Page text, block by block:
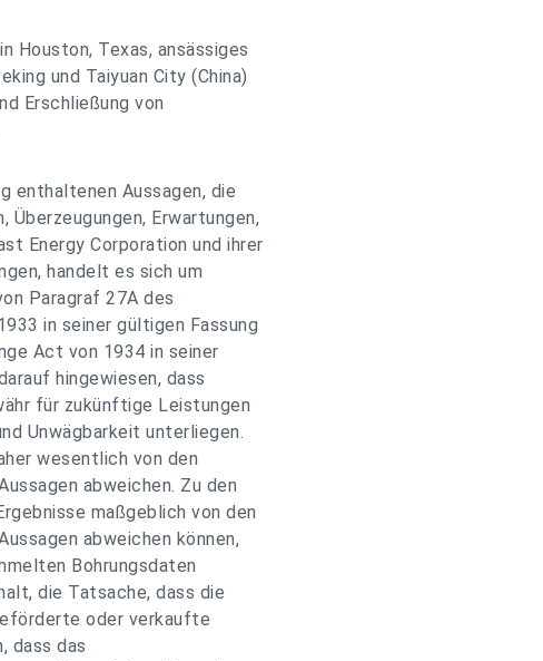
Houston, Texas, ansässiges
und Taiyuan City (China)
Erschließung von
enthaltenen Aussagen, die
Überzeugungen, Erwartungen,
Energy Corporation und ihrer
handelt es sich um
Paragraf 27A des
in seiner gültigen Fassung
Act von 1934 in seiner
hingewiesen, dass
für zukünftige Leistungen
Unwägbarkeit unterliegen.
wesentlich von den
abweichen. Zu den
maßgeblich von den
abweichen können,
Bohrungsdaten
die Tatsache, dass die
oder verkaufte
dass das